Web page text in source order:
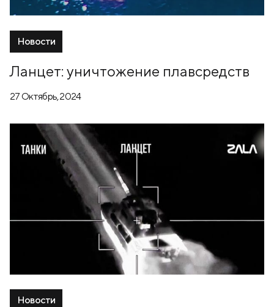
Новости
Ланцет: уничтожение плавсредств
27 Октябрь, 2024
Новости